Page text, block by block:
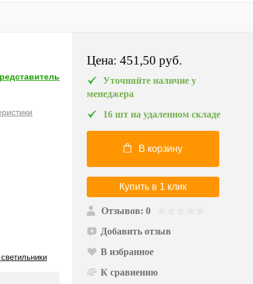
Цена: 451,50 pуб.
Уточняйте наличие у
менеджера
16 шт на удаленном складе
В корзину
Купить в 1 клик
Отзывов: 0
Добавить отзыв
В избранное
К сравнению